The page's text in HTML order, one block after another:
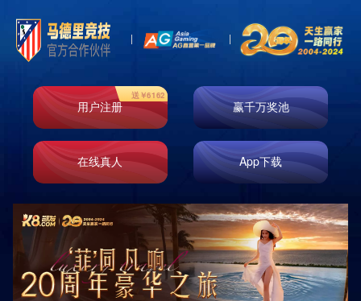
发展历程 形象展示